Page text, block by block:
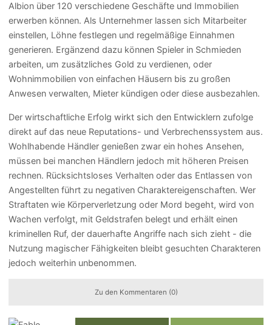
Albion über 120 verschiedene Geschäfte und Immobilien
erwerben können. Als Unternehmer lassen sich Mitarbeiter
einstellen, Löhne festlegen und regelmäßige Einnahmen
generieren. Ergänzend dazu können Spieler in Schmieden
arbeiten, um zusätzliches Gold zu verdienen, oder
Wohnimmobilien von einfachen Häusern bis zu großen
Anwesen verwalten, Mieter kündigen oder diese ausbezahlen.
Der wirtschaftliche Erfolg wirkt sich den Entwicklern zufolge
direkt auf das neue Reputations- und Verbrechenssystem aus.
Wohlhabende Händler genießen zwar ein hohes Ansehen,
müssen bei manchen Händlern jedoch mit höheren Preisen
rechnen. Rücksichtsloses Verhalten oder das Entlassen von
Angestellten führt zu negativen Charaktereigenschaften. Wer
Straftaten wie Körperverletzung oder Mord begeht, wird von
Wachen verfolgt, mit Geldstrafen belegt und erhält einen
kriminellen Ruf, der dauerhafte Angriffe nach sich zieht - die
Nutzung magischer Fähigkeiten bleibt gesuchten Charakteren
jedoch weiterhin unbenommen.
Zu den Kommentaren (0)